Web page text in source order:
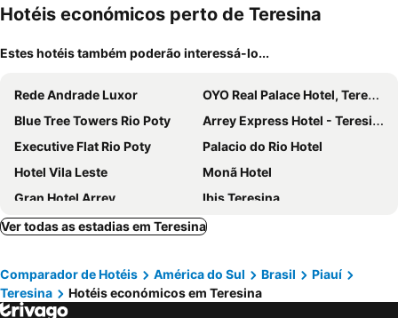
mento
Hotéis económicos perto de Teresina
Estes hotéis também poderão interessá-lo...
Rede Andrade Luxor
OYO Real Palace Hotel, Teresina
Blue Tree Towers Rio Poty
Arrey Express Hotel - Teresina
Executive Flat Rio Poty
Palacio do Rio Hotel
Hotel Vila Leste
Monã Hotel
Gran Hotel Arrey
Ibis Teresina
Arrey Fórmula Hotel - Teresina
Uchôa Teresina Hotel
Piaui Apart Hotel
Hotel Cajuina Avenida
RILL HOTEL BY UCHÔA
Hotel Cidade Verde
Ver todas as estadias em Teresina
Comparador de Hotéis América do Sul Brasil
Piauí
Teresina
Hotéis económicos em Teresina